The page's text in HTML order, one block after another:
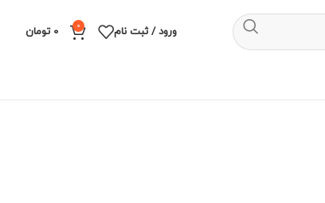
ورود / ثبت نام 0
0 تومان